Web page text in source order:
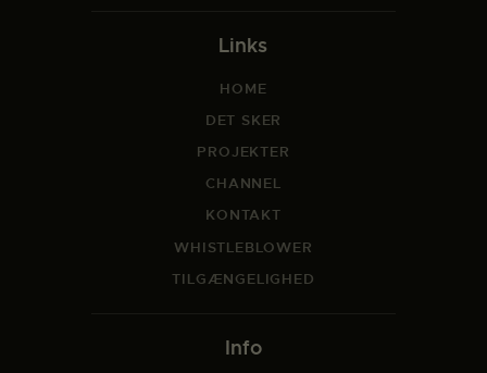
Links
HOME
DET SKER
PROJEKTER
CHANNEL
KONTAKT
WHISTLEBLOWER
TILGÆNGELIGHED
Info